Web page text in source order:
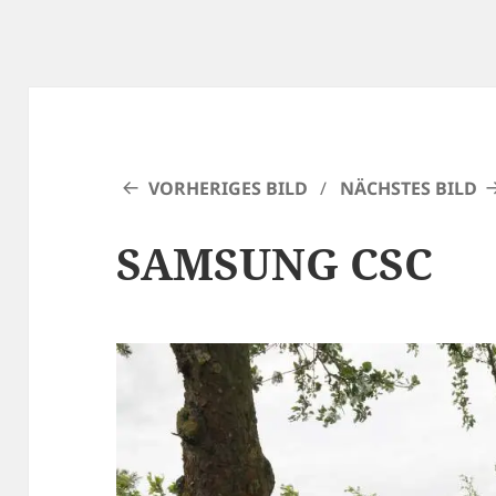
VORHERIGES BILD NÄCHSTES BILD
SAMSUNG CSC